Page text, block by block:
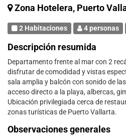
Zona Hotelera, Puerto
2 Habitaciones 4 personas
Descripción resumida
Departamento frente al mar con 2
disfrutar de comodidad y vistas
sala amplia y balcón con sonido de
acceso directo a la playa, albercas,
Ubicación privilegiada cerca de
zonas turísticas de Puerto Vallarta.
Observaciones generales